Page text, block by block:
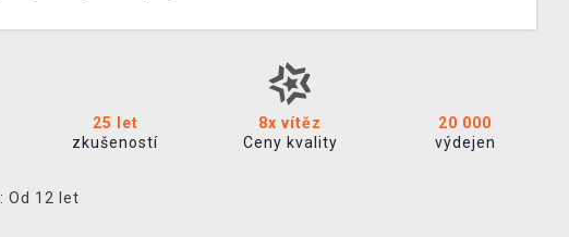
25 let
zkušeností
8x vítěz
Ceny kvality
20 000
výdejen
: Od 12 let